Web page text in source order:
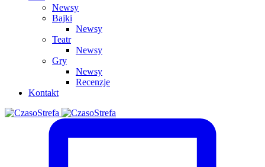
Newsy
Bajki
Newsy
Teatr
Newsy
Gry
Newsy
Recenzje
Kontakt